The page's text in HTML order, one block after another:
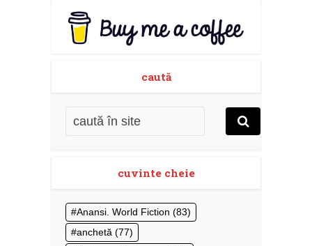
caută
cuvinte cheie
Anansi. World Fiction (83)
anchetă (77)